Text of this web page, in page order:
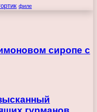
филе
сиропе с